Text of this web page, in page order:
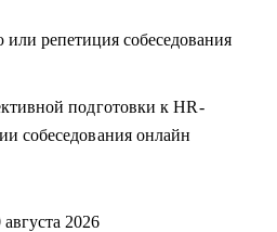
репетиция собеседования
подготовки к HR-
собеседования онлайн
августа 2026